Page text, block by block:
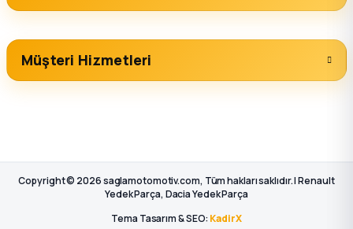
Müşteri Hizmetleri
Copyright © 2026 saglamotomotiv.com, Tüm hakları saklıdır. | Renault
Yedek Parça, Dacia Yedek Parça
Tema Tasarım & SEO: KadirX